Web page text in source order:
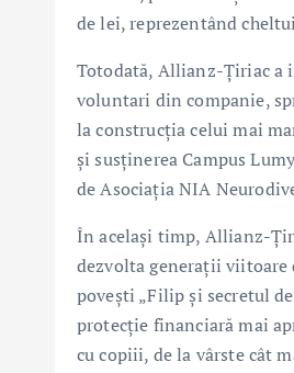
de lei, reprezentând
Totodată, Allianz-Țiriac a
voluntari din companie,
la construcția celui mai
și susținerea Campus
de Asociația NIA
În același timp, Allianz-
dezvolta generații
povești „Filip și secretul
protecție financiară mai
cu copiii, de la vârste cât